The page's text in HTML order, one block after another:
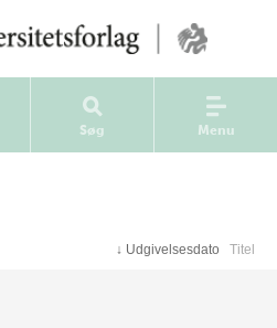
Søg Menu
↓ Udgivelsesdato Titel